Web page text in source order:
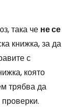
така че не се
книжка, за да
с
която
трябва да